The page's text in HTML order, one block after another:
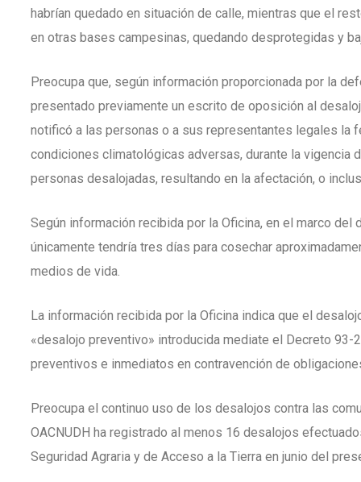
habrían quedado en situación de calle, mientras que el
en otras bases campesinas, quedando desprotegidas y
Preocupa que, según información proporcionada por la
presentado previamente un escrito de oposición al
notificó a las personas o a sus representantes legales la
condiciones climatológicas adversas, durante la vigencia
personas desalojadas, resultando en la afectación, o
Según información recibida por la Oficina, en el marco
únicamente tendría tres días para cosechar
medios de vida.
La información recibida por la Oficina indica que el
«desalojo preventivo» introducida mediate el Decreto
preventivos e inmediatos en contravención de
Preocupa el continuo uso de los desalojos contra las
OACNUDH ha registrado al menos 16 desalojos
Seguridad Agraria y de Acceso a la Tierra en junio del